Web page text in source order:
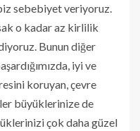
sebebiyet veriyoruz.
o kadar az kirlilik
Bunun diğer
iyi ve
koruyan, çevre
büyüklerinize de
çok daha güzel